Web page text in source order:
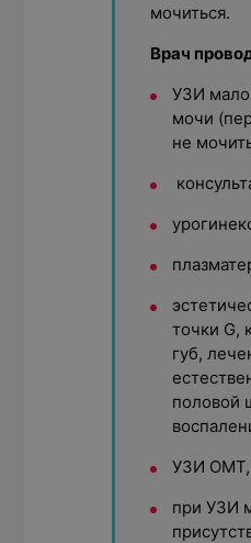
мочиться.
Врач
УЗИ
мочи
не
точки G,
губ,
половой
УЗИ ОМТ,
при УЗИ